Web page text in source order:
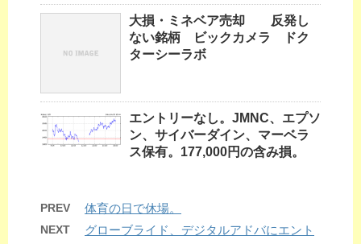
大損・ミネベア売却 反発し
ない銘柄 ビックカメラ ドク
ターシーラボ
エントリーなし。JMNC、エプソ
ン、サイバーダイン、マーベラ
ス保有。177,000円の含み損。
PREV 体育の日で休場。
NEXT
グローブライド、デジタルアドバにエント